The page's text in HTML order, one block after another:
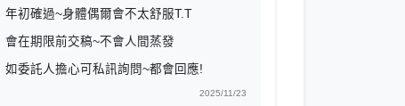
年初確過~身體偶爾會不太舒服T.T
會在期限前交稿~不會人間蒸發
如委託人擔心可私訊詢問~都會回應!
2025/11/23